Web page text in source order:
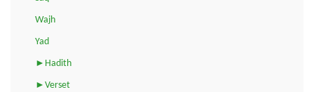
Wajh
Yad
►Hadith
►Verset